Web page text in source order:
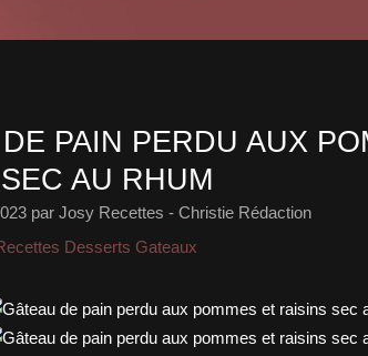
PAIN PERDU AUX
AU RHUM
par Josy Recettes - Christie Rédaction
Desserts Gateaux